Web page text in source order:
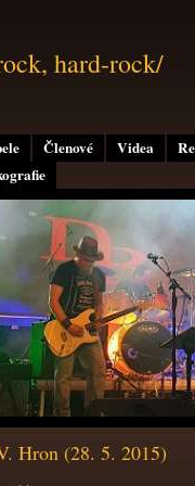
Členové Videa
hard-rock/
Hron (28. 5. 2015)